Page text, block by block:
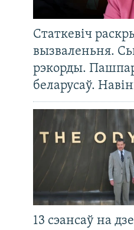
Статкевіч
вызваленьня.
рэкорды.
беларусаў.
13 сэансаў на